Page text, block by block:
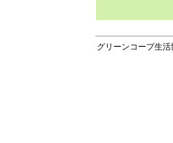
グリーンコープ生